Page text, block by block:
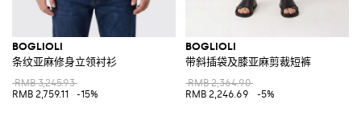
BOGLIOLI
条纹亚麻修身立领衬衫
RMB 3,245.93
RMB 2,759.11
-15%
BOGLIOLI
带斜插袋及膝亚麻剪裁短裤
RMB 2,364.90
RMB 2,246.69
-5%